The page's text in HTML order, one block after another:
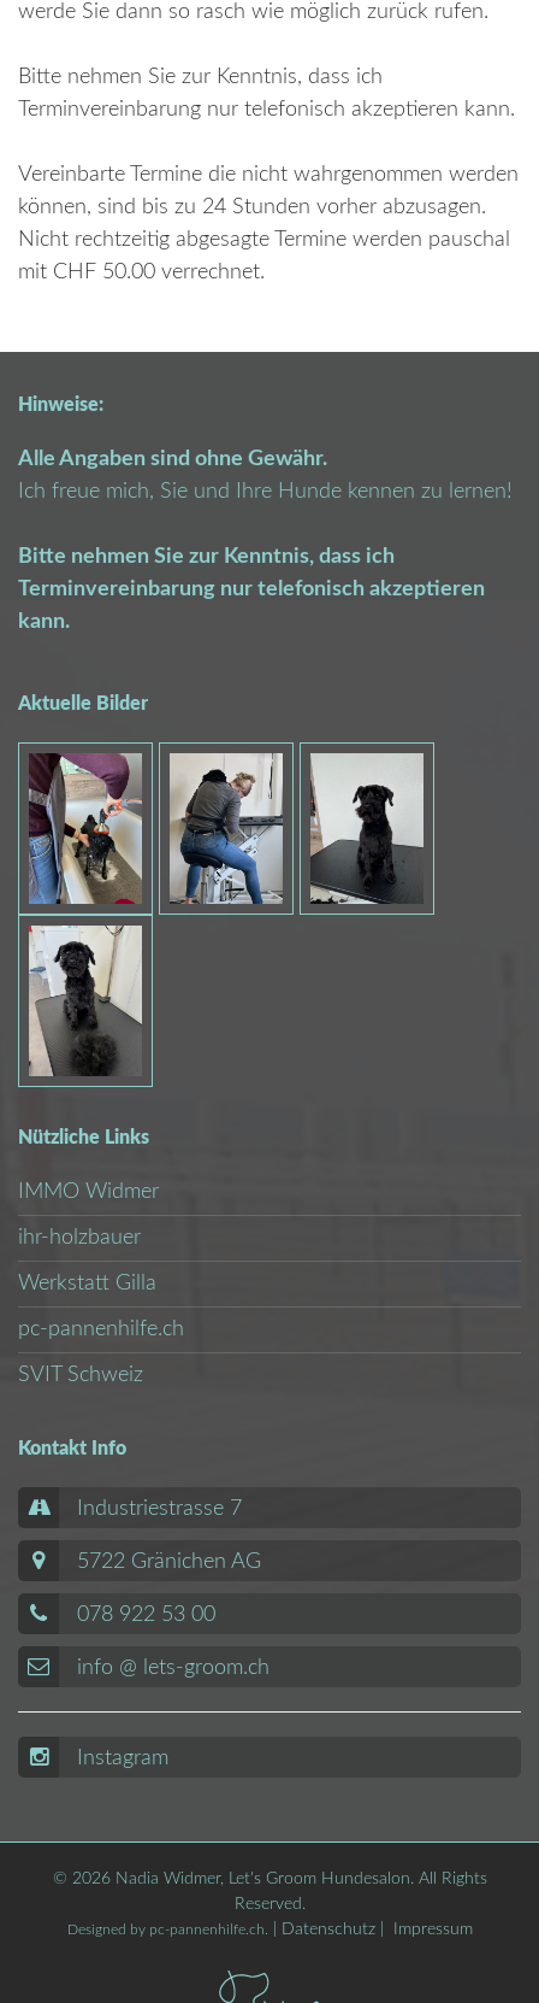
werde Sie dann so rasch wie möglich zurück rufen.
Bitte nehmen Sie zur Kenntnis, dass ich
Terminvereinbarung nur telefonisch akzeptieren kann.
Vereinbarte Termine die nicht wahrgenommen werden
können, sind bis zu 24 Stunden vorher abzusagen.
Nicht rechtzeitig abgesagte Termine werden pauschal
mit CHF 50.00 verrechnet.
Hinweise:
Alle Angaben sind ohne Gewähr.
Ich freue mich, Sie und Ihre Hunde kennen zu lernen!
Bitte nehmen Sie zur Kenntnis, dass ich
Terminvereinbarung nur telefonisch akzeptieren
kann.
Aktuelle Bilder
Nützliche Links
IMMO Widmer
ihr-holzbauer
Werkstatt Gilla
pc-pannenhilfe.ch
SVIT Schweiz
Kontakt Info
Industriestrasse 7
5722 Gränichen AG
078 922 53 00
info @ lets-groom.ch
Instagram
© 2026 Nadia Widmer, Let's Groom Hundesalon. All Rights
Reserved.
Designed by pc-pannenhilfe.ch Datenschutz| Impressum